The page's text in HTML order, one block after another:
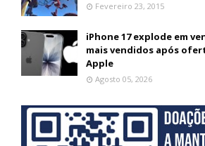
Fevereiro 23, 2015
iPhone 17 explode em
mais vendidos após
Apple
Agosto 05, 2026